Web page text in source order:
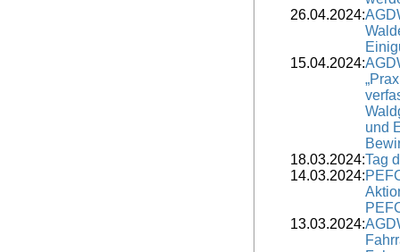
26.04.2024:
15.04.2024:
und
18.03.2024:Tag
14.03.2024:
13.03.2024: